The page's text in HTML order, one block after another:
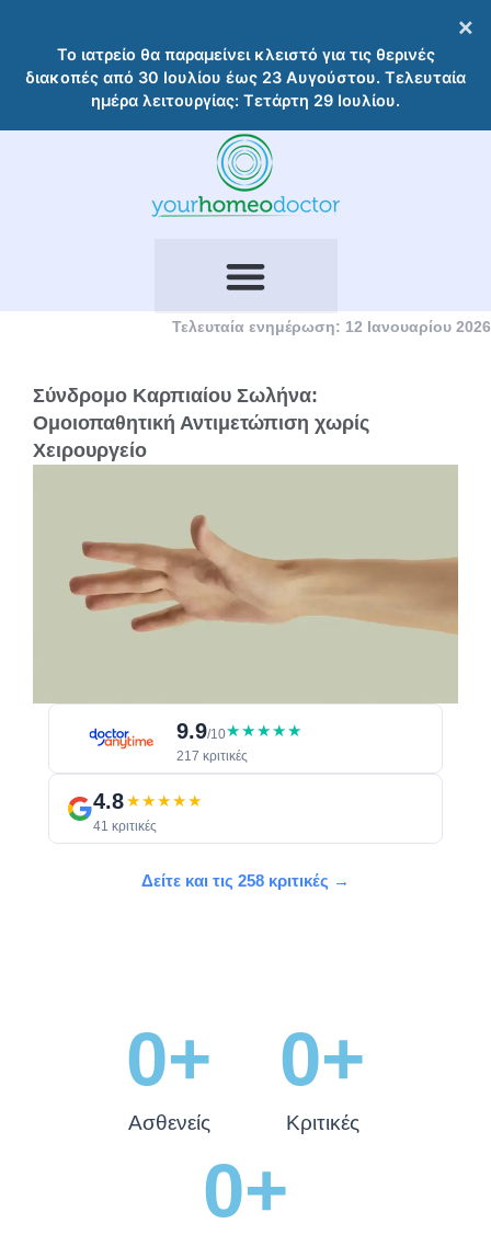
Το ιατρείο θα παραμείνει κλειστό για τις θερινές
διακοπές από 30 Ιουλίου έως 23 Αυγούστου. Τελευταία
ημέρα λειτουργίας: Τετάρτη 29 Ιουλίου.
×
περιεχόμενο
Τελευταία ενημέρωση: 12 Ιανουαρίου 2026
Σύνδρομο Καρπιαίου Σωλήνα:
Ομοιοπαθητική Αντιμετώπιση χωρίς
Χειρουργείο
9.9/10★★★★★
217 κριτικές
4.8★★★★★
41 κριτικές
Δείτε και τις 258 κριτικές →
Ασθενείς
0+
Κριτικές
0+
0+